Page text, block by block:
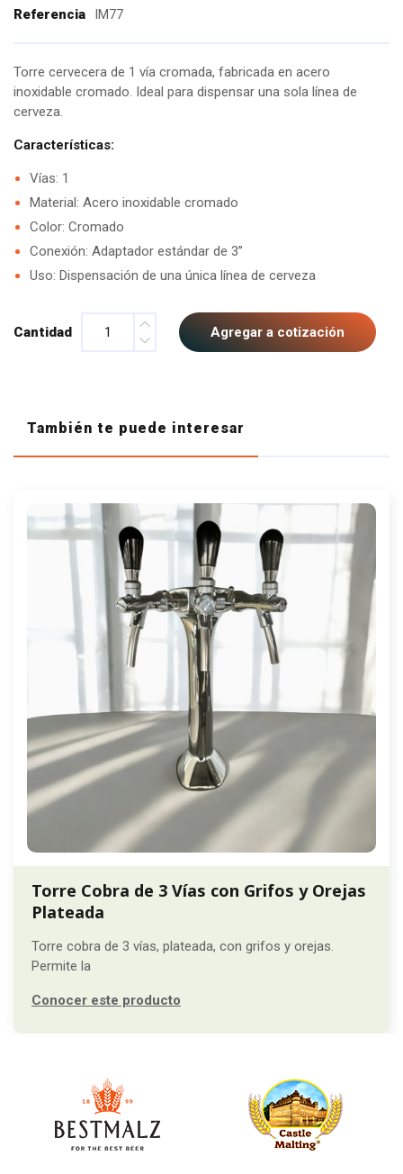
Referencia IM77
Torre cervecera de 1 vía cromada, fabricada en acero
inoxidable cromado. Ideal para dispensar una sola línea de
cerveza.
Características:
Vías: 1
Material: Acero inoxidable cromado
Color: Cromado
Conexión: Adaptador estándar de 3”
Uso: Dispensación de una única línea de cerveza
Cantidad Agregar a cotización
También te puede interesar
Torre Cobra de 3 Vías con Grifos y Orejas
Plateada
Torre cobra de 3 vías, plateada, con grifos y orejas.
Permite la
Conocer este producto